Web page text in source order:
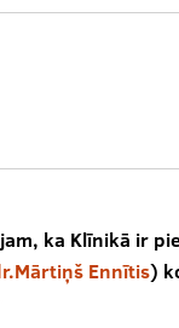
ka Klīnikā ir
Ennītis)